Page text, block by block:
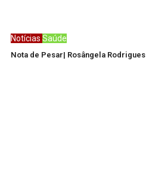
Notícias Saúde
Nota de Pesar| Rosângela Rodrigues